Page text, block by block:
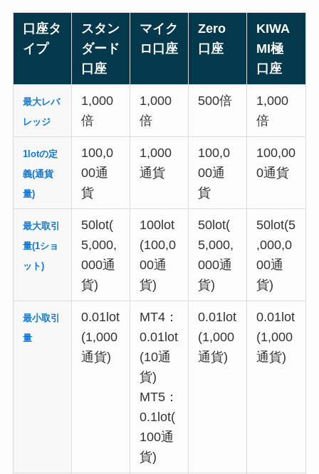
口座タ
イプ
スタン
ダード
口座
マイク
ロ口座
Zero
口座
KIWA
MI極
口座
最大レバ
レッジ
1,000
倍
1,000
倍
500倍
1,000
倍
1lotの定
義(通貨
量)
100,0
00通
貨
1,000
通貨
100,0
00通
貨
100,00
0通貨
最大取引
量(1ショ
ット)
50lot(
5,000,
000通
貨)
100lot
(100,0
00通
貨)
50lot(
5,000,
000通
貨)
50lot(5
,000,0
00通
貨)
最小取引
量
0.01lot
(1,000
通貨)
MT4：
0.01lot
(10通
貨)
MT5：
0.1lot(
100通
貨)
0.01lot
(1,000
通貨)
0.01lot
(1,000
通貨)